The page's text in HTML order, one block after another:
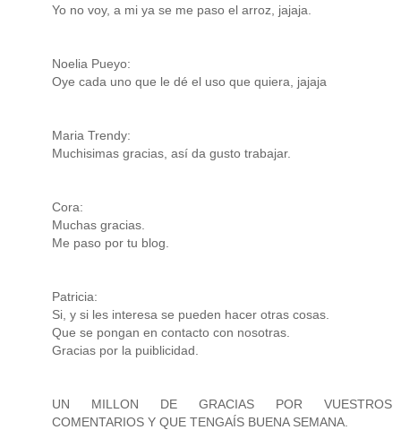
Yo no voy, a mi ya se me paso el arroz, jajaja.
Noelia Pueyo:
Oye cada uno que le dé el uso que quiera, jajaja
Maria Trendy:
Muchisimas gracias, así da gusto trabajar.
Cora:
Muchas gracias.
Me paso por tu blog.
Patricia:
Si, y si les interesa se pueden hacer otras cosas.
Que se pongan en contacto con nosotras.
Gracias por la puiblicidad.
UN MILLON DE GRACIAS POR VUESTROS
COMENTARIOS Y QUE TENGAÍS BUENA SEMANA.